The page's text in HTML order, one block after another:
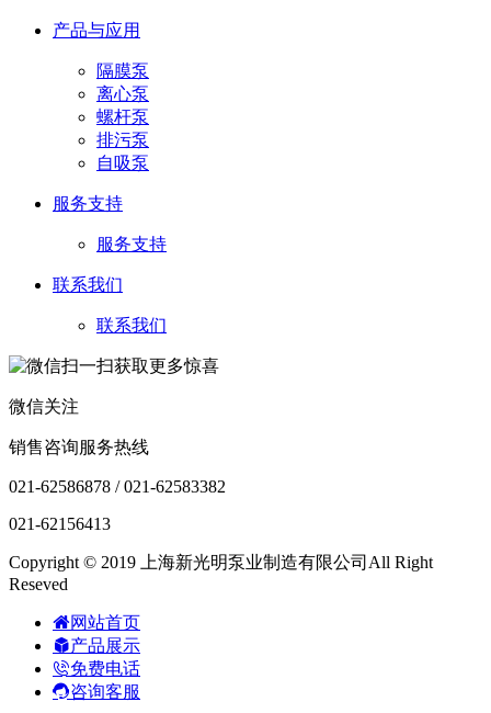
产品与应用
隔膜泵
离心泵
螺杆泵
排污泵
自吸泵
服务支持
服务支持
联系我们
联系我们
微信关注
销售咨询服务热线
021-62586878 / 021-62583382
021-62156413
Copyright © 2019 上海新光明泵业制造有限公司All Right
Reseved
网站首页
产品展示
免费电话
咨询客服